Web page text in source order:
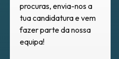
procuras, envia-nos a
tua candidatura e vem
fazer parte da nossa
equipa!